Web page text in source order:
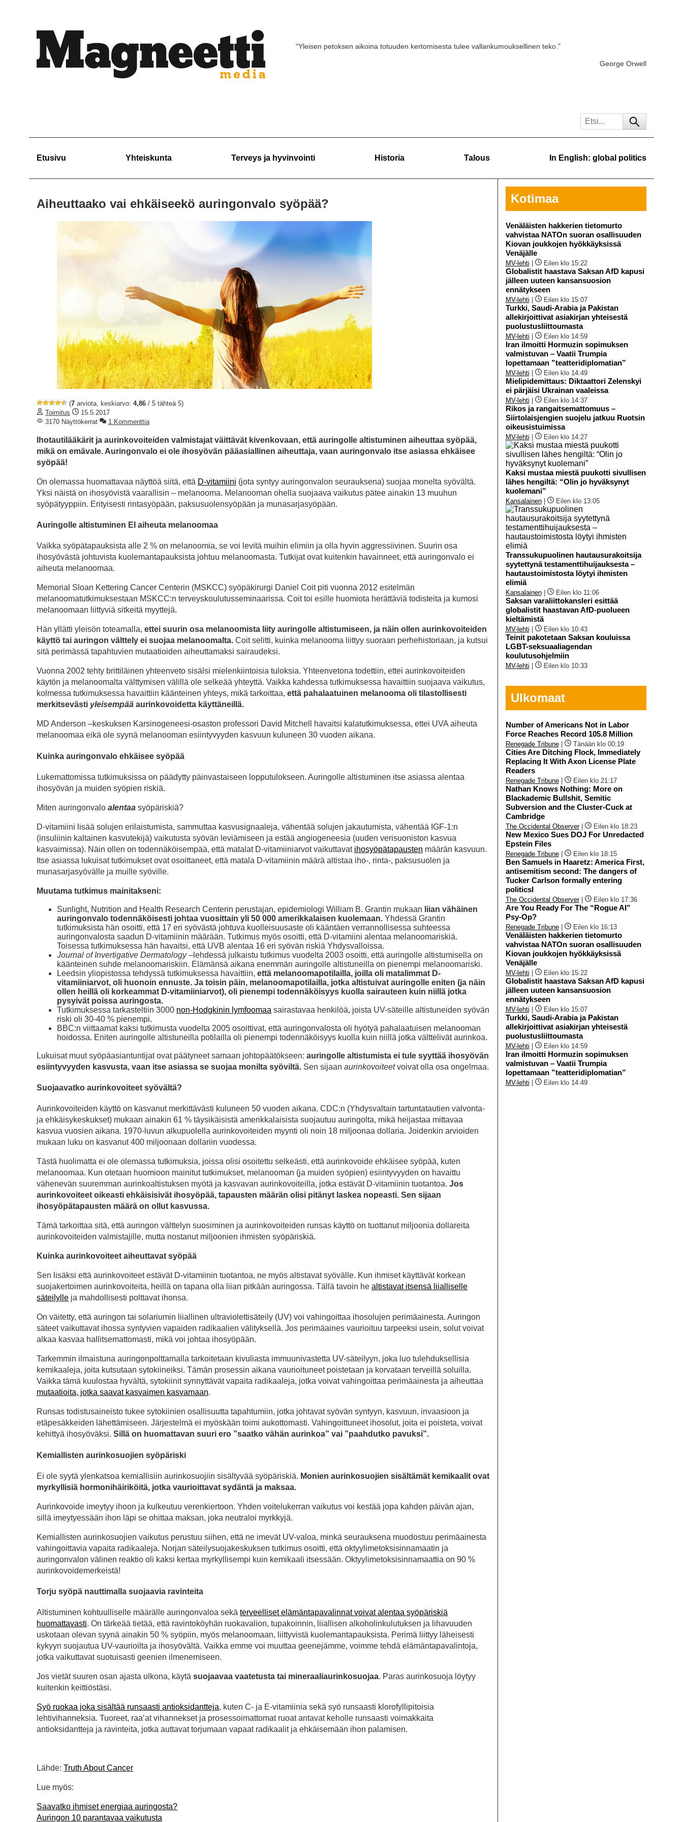
"Yleisen petoksen aikoina totuuden kertomisesta tulee vallankumouksellinen teko."
George Orwell
Etusivu Yhteiskunta Terveys ja hyvinvointi Historia Talous In English: global politics
Aiheuttaako vai ehkäiseekö auringonvalo syöpää?
(7 arviota, keskiarvo: 4,86 / 5 tähteä 5)
Toimitus
15.5.2017
3170 Näyttökerrat
1 Kommenttia
Ihotautilääkärit ja aurinkovoiteiden valmistajat väittävät kivenkovaan, että auringolle altistuminen aiheuttaa syöpää,
mikä on emävale. Auringonvalo ei ole ihosyövän pääasiallinen aiheuttaja, vaan auringonvalo itse asiassa ehkäisee
syöpää!
On olemassa huomattavaa näyttöä siitä, että D-vitamiini (jota syntyy auringonvalon seurauksena) suojaa monelta syövältä.
Yksi näistä on ihosyövistä vaarallisin – melanooma. Melanooman ohella suojaava vaikutus pätee ainakin 13 muuhun
syöpätyyppiin. Erityisesti rintasyöpään, paksusuolensyöpään ja munasarjasyöpään.
Auringolle altistuminen EI aiheuta melanoomaa
Vaikka syöpätapauksista alle 2 % on melanoomia, se voi levitä muihin elimiin ja olla hyvin aggressiivinen. Suurin osa
ihosyövästä johtuvista kuolemantapauksista johtuu melanoomasta. Tutkijat ovat kuitenkin havainneet, että auringonvalo ei
aiheuta melanoomaa.
Memorial Sloan Kettering Cancer Centerin (MSKCC) syöpäkirurgi Daniel Coit piti vuonna 2012 esitelmän
melanoomatutkimuksestaan MSKCC:n terveyskoulutusseminaarissa. Coit toi esille huomiota herättäviä todisteita ja kumosi
melanoomaan liittyviä sitkeitä myyttejä.
Hän yllätti yleisön toteamalla, ettei suurin osa melanoomista liity auringolle altistumiseen, ja näin ollen aurinkovoiteiden
käyttö tai auringon välttely ei suojaa melanoomalta. Coit selitti, kuinka melanooma liittyy suoraan perhehistoriaan, ja kutsui
sitä perimässä tapahtuvien mutaatioiden aiheuttamaksi sairaudeksi.
Vuonna 2002 tehty brittiläinen yhteenveto sisälsi mielenkiintoisia tuloksia. Yhteenvetona todettiin, ettei aurinkovoiteiden
käytön ja melanoomalta välttymisen välillä ole selkeää yhteyttä. Vaikka kahdessa tutkimuksessa havaittiin suojaava vaikutus,
kolmessa tutkimuksessa havaittiin käänteinen yhteys, mikä tarkoittaa, että pahalaatuinen melanooma oli tilastollisesti
merkitsevästi yleisempää aurinkovoidetta käyttäneillä.
MD Anderson –keskuksen Karsinogeneesi-osaston professori David Mitchell havaitsi kalatutkimuksessa, ettei UVA aiheuta
melanoomaa eikä ole syynä melanooman esiintyvyyden kasvuun kuluneen 30 vuoden aikana.
Kuinka auringonvalo ehkäisee syöpää
Lukemattomissa tutkimuksissa on päädytty päinvastaiseen lopputulokseen. Auringolle altistuminen itse asiassa alentaa
ihosyövän ja muiden syöpien riskiä.
Miten auringonvalo alentaa syöpäriskiä?
D-vitamiini lisää solujen erilaistumista, sammuttaa kasvusignaaleja, vähentää solujen jakautumista, vähentää IGF-1:n
(insuliinin kaltainen kasvutekijä) vaikutusta syövän leviämiseen ja estää angiogeneesia (uuden verisuoniston kasvua
kasvaimissa). Näin ollen on todennäköisempää, että matalat D-vitamiiniarvot vaikuttavat ihosyöpätapausten määrän kasvuun.
Itse asiassa lukuisat tutkimukset ovat osoittaneet, että matala D-vitamiinin määrä altistaa iho-, rinta-, paksusuolen ja
munasarjasyövälle ja muille syöville.
Muutama tutkimus mainitakseni:
Sunlight, Nutrition and Health Research Centerin perustajan, epidemiologi William B. Grantin mukaan liian vähäinen
auringonvalo todennäköisesti johtaa vuosittain yli 50 000 amerikkalaisen kuolemaan. Yhdessä Grantin
tutkimuksista hän osoitti, että 17 eri syövästä johtuva kuolleisuusaste oli kääntäen verrannollisessa suhteessa
auringonvalosta saadun D-vitamiinin määrään. Tutkimus myös osoitti, että D-vitamiini alentaa melanoomariskiä.
Toisessa tutkimuksessa hän havaitsi, että UVB alentaa 16 eri syövän riskiä Yhdysvalloissa.
Journal of Invertigative Dermatology–lehdessä julkaistu tutkimus vuodelta 2003 osoitti, että auringolle altistumisella on
käänteinen suhde melanoomariskiin. Elämänsä aikana enemmän auringolle altistuneilla on pienempi melanoomariski.
Leedsin yliopistossa tehdyssä tutkimuksessa havaittiin, että melanoomapotilailla, joilla oli matalimmat D-
vitamiiniarvot, oli huonoin ennuste. Ja toisin päin, melanoomapotilailla, jotka altistuivat auringolle eniten (ja näin
ollen heillä oli korkeammat D-vitamiiniarvot), oli pienempi todennäköisyys kuolla sairauteen kuin niillä jotka
pysyivät poissa auringosta.
Tutkimuksessa tarkasteltiin 3000 non-Hodgkinin lymfoomaa sairastavaa henkilöä, joista UV-säteille altistuneiden syövän
riski oli 30-40 % pienempi.
BBC:n viittaamat kaksi tutkimusta vuodelta 2005 osoittivat, että auringonvalosta oli hyötyä pahalaatuisen melanooman
hoidossa. Eniten auringolle altistuneilla potilailla oli pienempi todennäköisyys kuolla kuin niillä jotka välttelivät aurinkoa.
Lukuisat muut syöpäasiantuntijat ovat päätyneet samaan johtopäätökseen: auringolle altistumista ei tule syyttää ihosyövän
esiintyvyyden kasvusta, vaan itse asiassa se suojaa monilta syöviltä. Sen sijaan aurinkovoiteetvoivat olla osa ongelmaa.
Suojaavatko aurinkovoiteet syövältä?
Aurinkovoiteiden käyttö on kasvanut merkittävästi kuluneen 50 vuoden aikana. CDC:n (Yhdysvaltain tartuntatautien valvonta-
ja ehkäisykeskukset) mukaan ainakin 61 % täysikäisistä amerikkalaisista suojautuu auringolta, mikä heijastaa mittavaa
kasvua vuosien aikana. 1970-luvun alkupuolella aurinkovoiteiden myynti oli noin 18 miljoonaa dollaria. Joidenkin arvioiden
mukaan luku on kasvanut 400 miljoonaan dollariin vuodessa.
Tästä huolimatta ei ole olemassa tutkimuksia, joissa olisi osoitettu selkeästi, että aurinkovoide ehkäisee syöpää, kuten
melanoomaa. Kun otetaan huomioon mainitut tutkimukset, melanooman (ja muiden syöpien) esiintyvyyden on havaittu
vähenevän suuremman aurinkoaltistuksen myötä ja kasvavan aurinkovoiteilla, jotka estävät D-vitamiinin tuotantoa. Jos
aurinkovoiteet oikeasti ehkäisisivät ihosyöpää, tapausten määrän olisi pitänyt laskea nopeasti. Sen sijaan
ihosyöpätapausten määrä on ollut kasvussa.
Tämä tarkoittaa sitä, että auringon välttelyn suosiminen ja aurinkovoiteiden runsas käyttö on tuottanut miljoonia dollareita
aurinkovoiteiden valmistajille, mutta nostanut miljoonien ihmisten syöpäriskiä.
Kuinka aurinkovoiteet aiheuttavat syöpää
Sen lisäksi että aurinkovoiteet estävät D-vitamiinin tuotantoa, ne myös altistavat syövälle. Kun ihmiset käyttävät korkean
suojakertoimen aurinkovoiteita, heillä on tapana olla liian pitkään auringossa. Tällä tavoin he altistavat itsensä liialliselle
säteilylle ja mahdollisesti polttavat ihonsa.
On väitetty, että auringon tai solariumin liiallinen ultraviolettisäteily (UV) voi vahingoittaa ihosolujen perimäainesta. Auringon
säteet vaikuttavat ihossa syntyvien vapaiden radikaalien välityksellä. Jos perimäaines vaurioituu tarpeeksi usein, solut voivat
alkaa kasvaa hallitsemattomasti, mikä voi johtaa ihosyöpään.
Tarkemmin ilmaistuna auringonpolttamalla tarkoitetaan kivuliasta immuunivastetta UV-säteilyyn, joka luo tulehduksellisia
kemikaaleja, joita kutsutaan sytokiineiksi. Tämän prosessin aikana vaurioituneet poistetaan ja korvataan terveillä soluilla.
Vaikka tämä kuulostaa hyvältä, sytokiinit synnyttävät vapaita radikaaleja, jotka voivat vahingoittaa perimäainesta ja aiheuttaa
mutaatioita, jotka saavat kasvaimen kasvamaan.
Runsas todistusaineisto tukee sytokiinien osallisuutta tapahtumiin, jotka johtavat syövän syntyyn, kasvuun, invaasioon ja
etäpesäkkeiden lähettämiseen. Järjestelmä ei myöskään toimi aukottomasti. Vahingoittuneet ihosolut, joita ei poisteta, voivat
kehittyä ihosyöväksi. Sillä on huomattavan suuri ero ”saatko vähän aurinkoa” vai ”paahdutko pavuksi”.
Kemiallisten aurinkosuojien syöpäriski
Ei ole syytä ylenkatsoa kemiallisiin aurinkosuojiin sisältyvää syöpäriskiä. Monien aurinkosuojien sisältämät kemikaalit ovat
myrkyllisiä hormonihäiriköitä, jotka vaurioittavat sydäntä ja maksaa.
Aurinkovoide imeytyy ihoon ja kulkeutuu verenkiertoon. Yhden voitelukerran vaikutus voi kestää jopa kahden päivän ajan,
sillä imeytyessään ihon läpi se ohittaa maksan, joka neutraloi myrkkyjä.
Kemiallisten aurinkosuojien vaikutus perustuu siihen, että ne imevät UV-valoa, minkä seurauksena muodostuu perimäainesta
vahingoittavia vapaita radikaaleja. Norjan säteilysuojakeskuksen tutkimus osoitti, että oktyylimetoksisinnamaatin ja
auringonvalon välinen reaktio oli kaksi kertaa myrkyllisempi kuin kemikaali itsessään. Oktyylimetoksisinnamaattia on 90 %
aurinkovoidemerkeistä!
Torju syöpä nauttimalla suojaavia ravinteita
Altistuminen kohtuulliselle määrälle auringonvaloa sekä terveelliset elämäntapavalinnat voivat alentaa syöpäriskiä
huomattavasti. On tärkeää tietää, että ravintoköyhän ruokavalion, tupakoinnin, liiallisen alkoholinkulutuksen ja lihavuuden
uskotaan olevan syynä ainakin 50 % syöpiin, myös melanoomaan, liittyvistä kuolemantapauksista. Perimä liittyy läheisesti
kykyyn suojautua UV-vaurioilta ja ihosyövältä. Vaikka emme voi muuttaa geenejämme, voimme tehdä elämäntapavalintoja,
jotka vaikuttavat suotuisasti geenien ilmenemiseen.
Jos vietät suuren osan ajasta ulkona, käytä suojaavaa vaatetusta tai mineraaliaurinkosuojaa. Paras aurinkosuoja löytyy
kuitenkin keittiöstäsi.
Syö ruokaa joka sisältää runsaasti antioksidantteja, kuten C- ja E-vitamiinia sekä syö runsaasti klorofyllipitoisia
lehtivihanneksia. Tuoreet, raa’at vihannekset ja prosessoimattomat ruoat antavat keholle runsaasti voimakkaita
antioksidantteja ja ravinteita, jotka auttavat torjumaan vapaat radikaalit ja ehkäisemään ihon palamisen.
Lähde: Truth About Cancer
Lue myös:
Saavatko ihmiset energiaa auringosta?
Auringon 10 parantavaa vaikutusta
Kotimaa
Venäläisten hakkerien tietomurto
vahvistaa NATOn suoran osallisuuden
Kiovan joukkojen hyökkäyksissä
Venäjälle
MV-lehti Eilen klo 15:22
Globalistit haastava Saksan AfD kapusi
jälleen uuteen kansansuosion
ennätykseen
MV-lehti Eilen klo 15:07
Turkki, Saudi-Arabia ja Pakistan
allekirjoittivat asiakirjan yhteisestä
puolustusliittoumasta
MV-lehti Eilen klo 14:59
Iran ilmoitti Hormuzin sopimuksen
valmistuvan – Vaatii Trumpia
lopettamaan ”teatteridiplomatian”
MV-lehti Eilen klo 14:49
Mielipidemittaus: Diktaattori Zelenskyi
ei pärjäisi Ukrainan vaaleissa
MV-lehti Eilen klo 14:37
Rikos ja rangaitsemattomuus –
Siirtolaisjengien suojelu jatkuu Ruotsin
oikeusistuimissa
MV-lehti Eilen klo 14:27
Kaksi mustaa miestä puukotti sivullisen
lähes hengiltä: “Olin jo hyväksynyt
kuolemani”
Kansalainen| Eilen klo 13:05
Transsukupuolinen hautausurakoitsija
syytettynä testamenttihuijauksesta –
hautaustoimistosta löytyi ihmisten
elimiä
Kansalainen| Eilen klo 11:06
Saksan varaliittokansleri esittää
globalistit haastavan AfD-puolueen
kieltämistä
MV-lehti Eilen klo 10:43
Teinit pakotetaan Saksan kouluissa
LGBT-seksuaaliagendan
koulutusohjelmiin
MV-lehti Eilen klo 10:33
Ulkomaat
Number of Americans Not in Labor
Force Reaches Record 105.8 Million
Renegade Tribune| Tänään klo 00:19
Cities Are Ditching Flock, Immediately
Replacing It With Axon License Plate
Readers
Renegade Tribune| Eilen klo 21:17
Nathan Knows Nothing: More on
Blackademic Bullshit, Semitic
Subversion and the Cluster-Cuck at
Cambridge
The Occidental Observer| Eilen klo 18:23
New Mexico Sues DOJ For Unredacted
Epstein Files
Renegade Tribune| Eilen klo 18:15
Ben Samuels in Haaretz: America First,
antisemitism second: The dangers of
Tucker Carlson formally entering
politicsI
The Occidental Observer| Eilen klo 17:36
Are You Ready For The “Rogue AI”
Psy-Op?
Renegade Tribune| Eilen klo 16:13
Venäläisten hakkerien tietomurto
vahvistaa NATOn suoran osallisuuden
Kiovan joukkojen hyökkäyksissä
Venäjälle
MV-lehti Eilen klo 15:22
Globalistit haastava Saksan AfD kapusi
jälleen uuteen kansansuosion
ennätykseen
MV-lehti Eilen klo 15:07
Turkki, Saudi-Arabia ja Pakistan
allekirjoittivat asiakirjan yhteisestä
puolustusliittoumasta
MV-lehti Eilen klo 14:59
Iran ilmoitti Hormuzin sopimuksen
valmistuvan – Vaatii Trumpia
lopettamaan ”teatteridiplomatian”
MV-lehti Eilen klo 14:49